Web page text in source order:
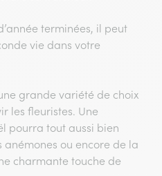
terminées, il peut
vie dans votre
grande variété de choix
les fleuristes. Une
pourra tout aussi bien
anémones ou encore de la
charmante touche de